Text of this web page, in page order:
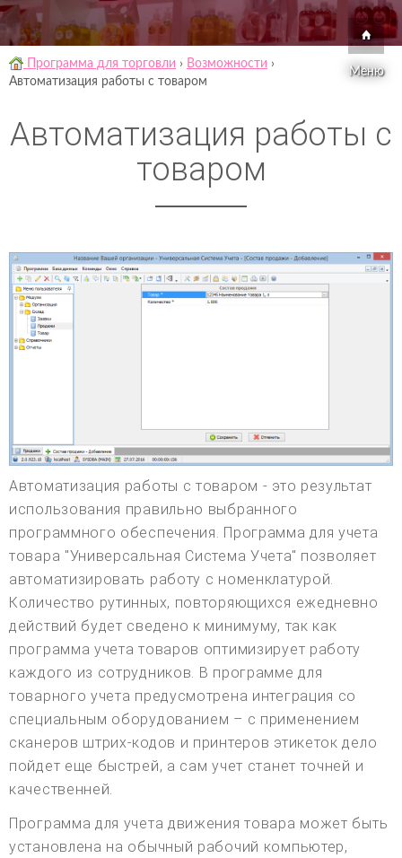
Меню
Программа для торговли › Возможности ›
Автоматизация работы с товаром
Автоматизация работы с
товаром
Автоматизация работы с товаром - это результат
использования правильно выбранного
программного обеспечения. Программа для учета
товара "Универсальная Система Учета" позволяет
автоматизировать работу с номенклатурой.
Количество рутинных, повторяющихся ежедневно
действий будет сведено к минимуму, так как
программа учета товаров оптимизирует работу
каждого из сотрудников. В программе для
товарного учета предусмотрена интеграция со
специальным оборудованием – с применением
сканеров штрих-кодов и принтеров этикеток дело
пойдет еще быстрей, а сам учет станет точней и
качественней.
Программа для учета движения товара может быть
установлена на обычный рабочий компьютер,